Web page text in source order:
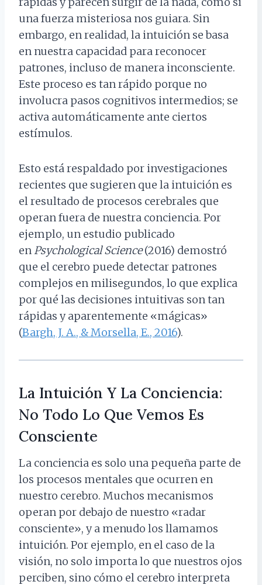
una fuerza misteriosa nos guiara. Sin
embargo, en realidad, la intuición se basa
en nuestra capacidad para reconocer
patrones, incluso de manera inconsciente.
Este proceso es tan rápido porque no
involucra pasos cognitivos intermedios; se
activa automáticamente ante ciertos
estímulos.
Esto está respaldado por investigaciones
recientes que sugieren que la intuición es
el resultado de procesos cerebrales que
operan fuera de nuestra conciencia. Por
ejemplo, un estudio publicado
enPsychological Science(2016) demostró
que el cerebro puede detectar patrones
complejos en milisegundos, lo que explica
por qué las decisiones intuitivas son tan
rápidas y aparentemente «mágicas»
(Bargh, J. A., & Morsella, E., 2016).
La Intuición Y La Conciencia:
No Todo Lo Que Vemos Es
Consciente
La conciencia es solo una pequeña parte de
los procesos mentales que ocurren en
nuestro cerebro. Muchos mecanismos
operan por debajo de nuestro «radar
consciente», y a menudo los llamamos
intuición. Por ejemplo, en el caso de la
visión, no solo importa lo que nuestros ojos
perciben, sino cómo el cerebro interpreta